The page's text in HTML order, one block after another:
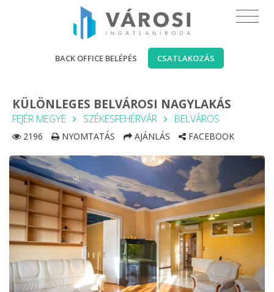
BACK OFFICE BELÉPÉS CSATLAKOZÁS
KÜLÖNLEGES BELVÁROSI NAGYLAKÁS
FEJÉR MEGYE SZÉKESFEHÉRVÁR BELVÁROS
2196 NYOMTATÁS AJÁNLÁS FACEBOOK